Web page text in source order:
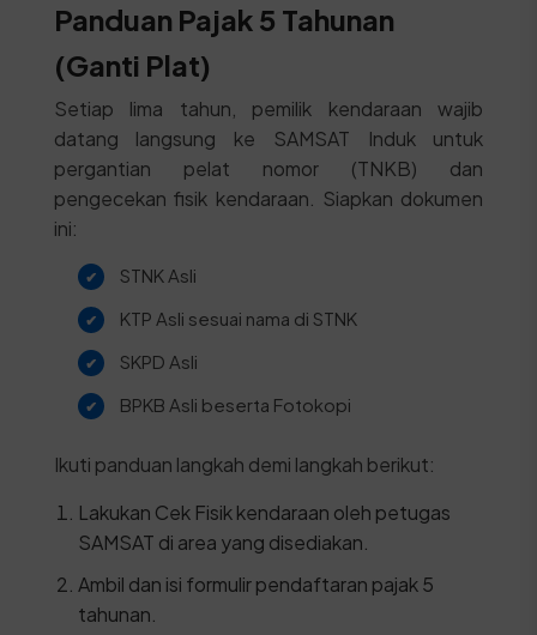
Panduan Pajak 5 Tahunan
(Ganti Plat)
Setiap lima tahun, pemilik kendaraan wajib
datang langsung ke SAMSAT Induk untuk
pergantian pelat nomor (TNKB) dan
pengecekan fisik kendaraan. Siapkan dokumen
ini:
STNK Asli
KTP Asli sesuai nama di STNK
SKPD Asli
BPKB Asli beserta Fotokopi
Ikuti panduan langkah demi langkah berikut:
Lakukan Cek Fisik kendaraan oleh petugas
SAMSAT di area yang disediakan.
Ambil dan isi formulir pendaftaran pajak 5
tahunan.